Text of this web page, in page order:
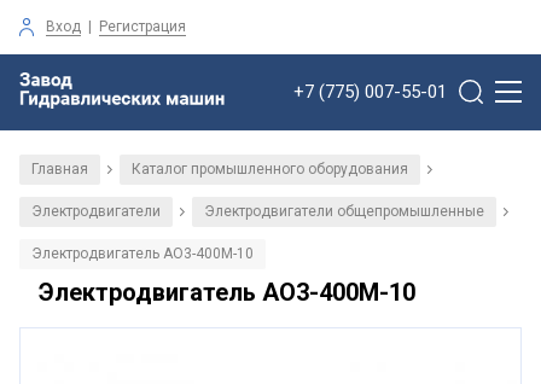
Вход | Регистрация
+7 (775) 007-55-01
Главная / Каталог промышленного оборудования /
Электродвигатели / Электродвигатели общепромышленные /
Электродвигатель АО3-400М-10
Электродвигатель АО3-400М-10